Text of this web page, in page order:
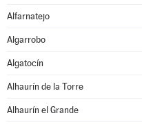
Alfarnatejo
Algarrobo
Algatocín
Alhaurín de la Torre
Alhaurín el Grande